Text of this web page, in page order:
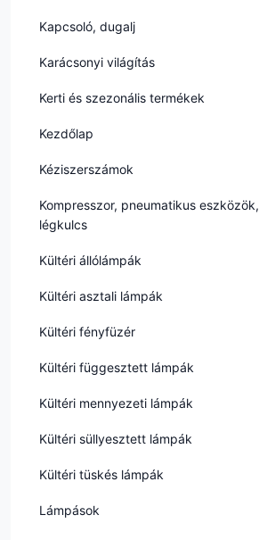
Kapcsoló, dugalj
Karácsonyi világítás
Kerti és szezonális termékek
Kezdőlap
Kéziszerszámok
Kompresszor, pneumatikus eszközök,
légkulcs
Kültéri állólámpák
Kültéri asztali lámpák
Kültéri fényfüzér
Kültéri függesztett lámpák
Kültéri mennyezeti lámpák
Kültéri süllyesztett lámpák
Kültéri tüskés lámpák
Lámpások